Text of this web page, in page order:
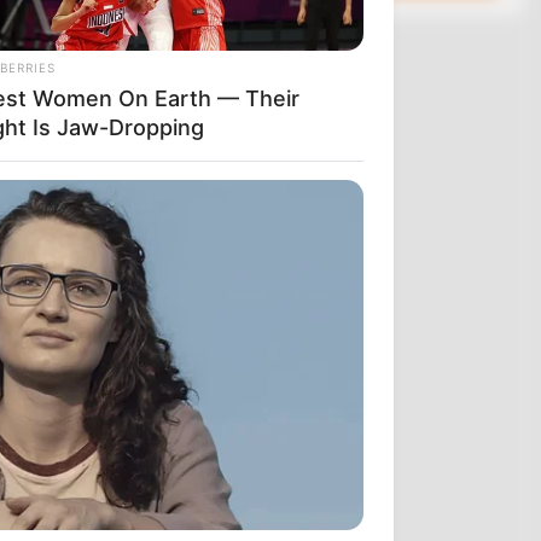
μια
τους
τρίτος
Women On Earth — Their
Is Jaw-Dropping